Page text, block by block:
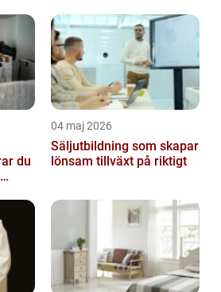
04 maj 2026
Säljutbildning som skapar
lönsam tillväxt på riktigt